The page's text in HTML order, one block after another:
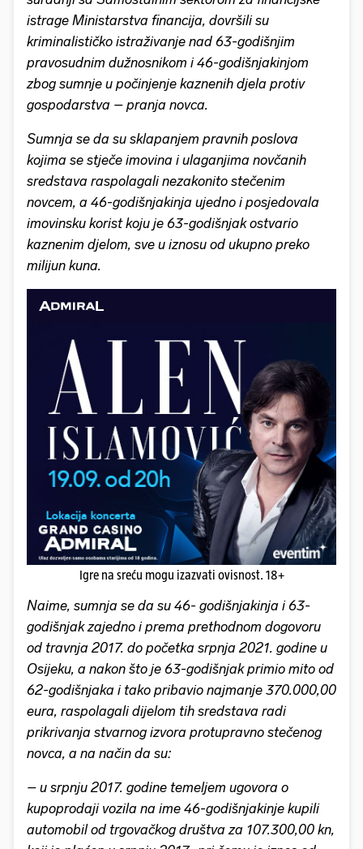
istrage Ministarstva financija, dovršili su
kriminalističko istraživanje nad 63-godišnjim
pravosudnim dužnosnikom i 46-godišnjakinjom
zbog sumnje u počinjenje kaznenih djela protiv
gospodarstva – pranja novca.
Sumnja se da su sklapanjem pravnih poslova
kojima se stječe imovina i ulaganjima novčanih
sredstava raspolagali nezakonito stečenim
novcem, a 46-godišnjakinja ujedno i posjedovala
imovinsku korist koju je 63-godišnjak ostvario
kaznenim djelom, sve u iznosu od ukupno preko
milijun kuna.
Igre na sreću mogu izazvati ovisnost. 18+
Naime, sumnja se da su 46- godišnjakinja i 63-
godišnjak zajedno i prema prethodnom dogovoru
od travnja 2017. do početka srpnja 2021. godine u
Osijeku, a nakon što je 63-godišnjak primio mito od
62-godišnjaka i tako pribavio najmanje 370.000,00
eura, raspolagali dijelom tih sredstava radi
prikrivanja stvarnog izvora protupravno stečenog
novca, a na način da su:
– u srpnju 2017. godine temeljem ugovora o
kupoprodaji vozila na ime 46-godišnjakinje kupili
automobil od trgovačkog društva za 107.300,00 kn,